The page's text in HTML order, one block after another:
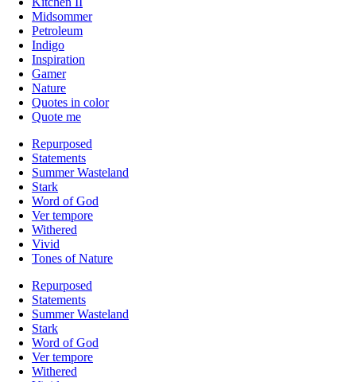
Midsommer
Petroleum
Indigo
Inspiration
Gamer
Nature
Quotes in color
Quote me
Repurposed
Statements
Summer Wasteland
Stark
Word of God
Ver tempore
Withered
Vivid
Tones of Nature
Repurposed
Statements
Summer Wasteland
Stark
Word of God
Ver tempore
Withered